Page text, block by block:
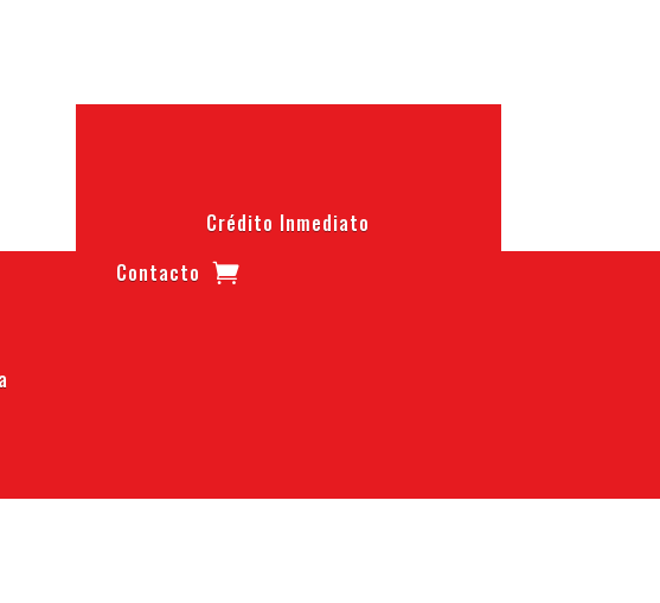
Crédito Inmediato
Contacto